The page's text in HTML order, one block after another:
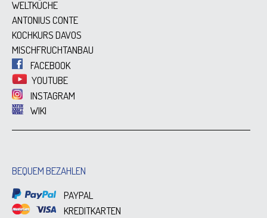
WELTKÜCHE
ANTONIUS CONTE
KOCHKURS DAVOS
MISCHFRUCHTANBAU
FACEBOOK
YOUTUBE
INSTAGRAM
WIKI
BEQUEM BEZAHLEN
PAYPAL
KREDITKARTEN